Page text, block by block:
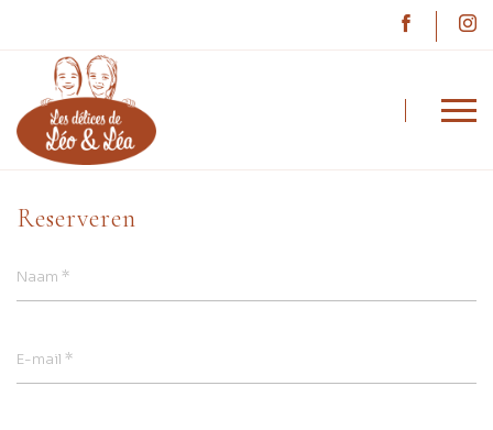
Léo & Léa Reserveren
Reserveren
Naam *
E-mail *